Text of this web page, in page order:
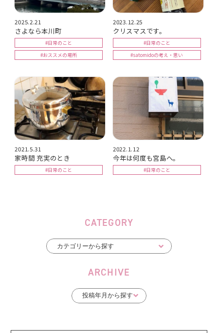
2025.2.21
さよなら本川町
#日常のこと
#おススメの場所
2023.12.25
クリスマスです。
#日常のこと
#satomidoの考え・思い
2021.5.31
家時間 充実のとき
#日常のこと
2022.1.12
今年は何度も宮島へ。
#日常のこと
CATEGORY
ARCHIVE